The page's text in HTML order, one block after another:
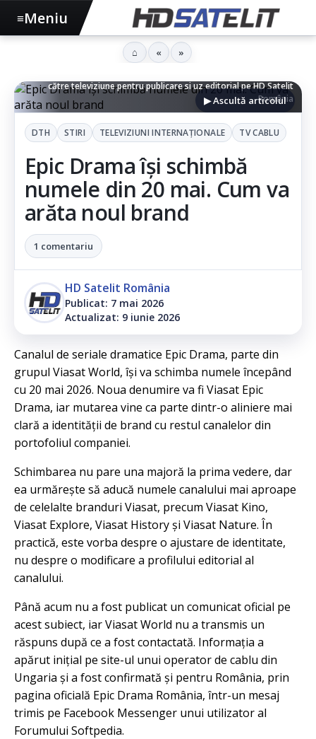
către televiziune pentru publicare si uz editorial pe HD Satelit
România
▶ Ascultă articolul
DTH STIRI TELEVIZIUNI INTERNAŢIONALE TV CABLU
Epic Drama își schimbă
numele din 20 mai. Cum va
arăta noul brand
1 comentariu
HD Satelit România
Publicat: 7 mai 2026
Actualizat: 9 iunie 2026
Canalul de seriale dramatice Epic Drama, parte din
grupul Viasat World, își va schimba numele începând
cu 20 mai 2026. Noua denumire va fi Viasat Epic
Drama, iar mutarea vine ca parte dintr-o aliniere mai
clară a identității de brand cu restul canalelor din
portofoliul companiei.
Schimbarea nu pare una majoră la prima vedere, dar
ea urmărește să aducă numele canalului mai aproape
de celelalte branduri Viasat, precum Viasat Kino,
Viasat Explore, Viasat History și Viasat Nature. În
practică, este vorba despre o ajustare de identitate,
nu despre o modificare a profilului editorial al
canalului.
Până acum nu a fost publicat un comunicat oficial pe
acest subiect, iar Viasat World nu a transmis un
răspuns după ce a fost contactată. Informația a
apărut inițial pe site-ul unui operator de cablu din
Ungaria și a fost confirmată și pentru România, prin
pagina oficială Epic Drama România, într-un mesaj
trimis pe Facebook Messenger unui utilizator al
Forumului Softpedia.
≡Meniu
⌂ « »